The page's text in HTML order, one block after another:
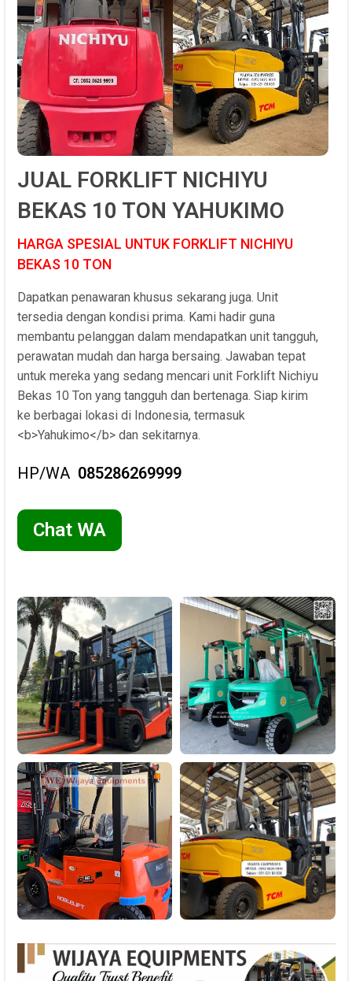
JUAL FORKLIFT NICHIYU
BEKAS 10 TON YAHUKIMO
HARGA SPESIAL UNTUK FORKLIFT NICHIYU
BEKAS 10 TON
Dapatkan penawaran khusus sekarang juga. Unit
tersedia dengan kondisi prima. Kami hadir guna
membantu pelanggan dalam mendapatkan unit tangguh,
perawatan mudah dan harga bersaing. Jawaban tepat
untuk mereka yang sedang mencari unit Forklift Nichiyu
Bekas 10 Ton yang tangguh dan bertenaga. Siap kirim
ke berbagai lokasi di Indonesia, termasuk
<b>Yahukimo</b> dan sekitarnya.
HP/WA 085286269999
Chat WA